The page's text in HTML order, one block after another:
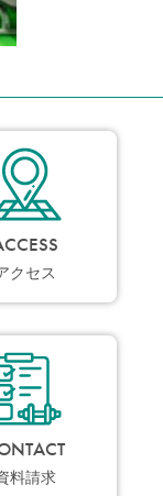
クセス
料請求